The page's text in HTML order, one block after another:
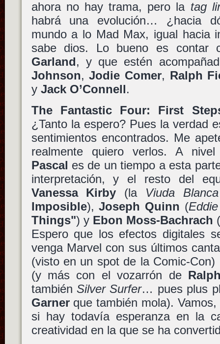
ahora no hay trama, pero la tag
habrá una evolución… ¿hacia
mundo a lo Mad Max, igual hacia
sabe dios. Lo bueno es
Garland, y que estén
Johnson,Jodie Comer, Ralph
y Jack O’Connell.
The Fantastic Four: First
¿Tanto la espero? Pues la verdad
sentimientos encontrados. Me
realmente quiero verlos. A
Pascal es de un tiempo a esta
interpretación, y el resto del
Vanessa Kirby (la Viuda Blanca
Imposible),Joseph Quinn (
Things") y Ebon Moss-Bachrach (
Espero que los efectos digitales
venga Marvel con sus últimos
(visto en un spot de la Comic-
(y más con el vozarrón de
también Silver Surfer… pues plus
Garnerque también mola).
si hay todavía esperanza en la
creatividad en la que se ha